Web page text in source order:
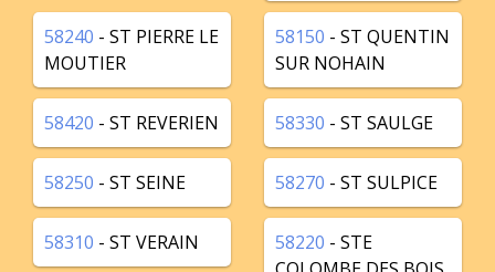
58240 - ST PIERRE LE
MOUTIER
58150 - ST QUENTIN
SUR NOHAIN
58420 - ST REVERIEN 58330 - ST SAULGE
58250 - ST SEINE 58270 - ST SULPICE
58310 - ST VERAIN 58220 - STE